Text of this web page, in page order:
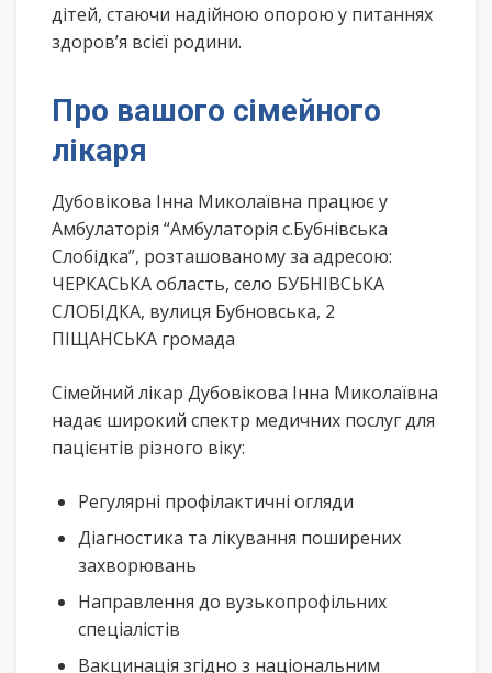
дітей, стаючи надійною опорою у питаннях
здоров’я всієї родини.
Про вашого сімейного
лікаря
Дубовікова Інна Миколаївна працює у
Амбулаторія “Амбулаторія с.Бубнівська
Слобідка”, розташованому за адресою:
ЧЕРКАСЬКА область, село БУБНІВСЬКА
СЛОБІДКА, вулиця Бубновська, 2
ПІЩАНСЬКА громада
Сімейний лікар Дубовікова Інна Миколаївна
надає широкий спектр медичних послуг для
пацієнтів різного віку:
Регулярні профілактичні огляди
Діагностика та лікування поширених
захворювань
Направлення до вузькопрофільних
спеціалістів
Вакцинація згідно з національним